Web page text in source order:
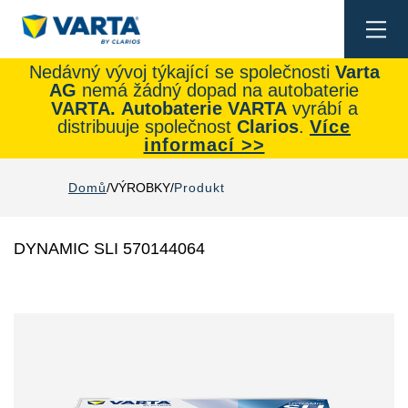
Nedávný vývoj týkající se společnosti Varta
AG nemá žádný dopad na autobaterie
VARTA. Autobaterie VARTAvyrábí a
distribuuje společnost Clarios. Více
informací >>
Domů VÝROBKY Produkt
DYNAMIC SLI 570144064